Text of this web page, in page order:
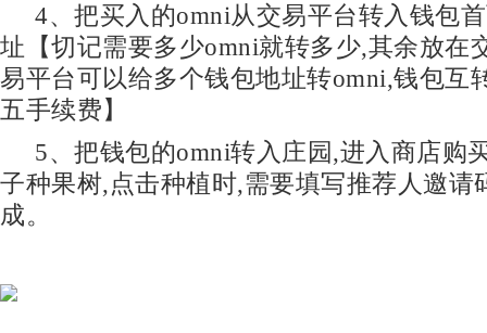
4、把买入的omni从交易平台转入钱包
址【切记需要多少omni就转多少,其余放在
易平台可以给多个钱包地址转omni,钱包互
五手续费】
5、把钱包的omni转入庄园,进入商店购
子种果树,点击种植时,需要填写推荐人邀请
成。